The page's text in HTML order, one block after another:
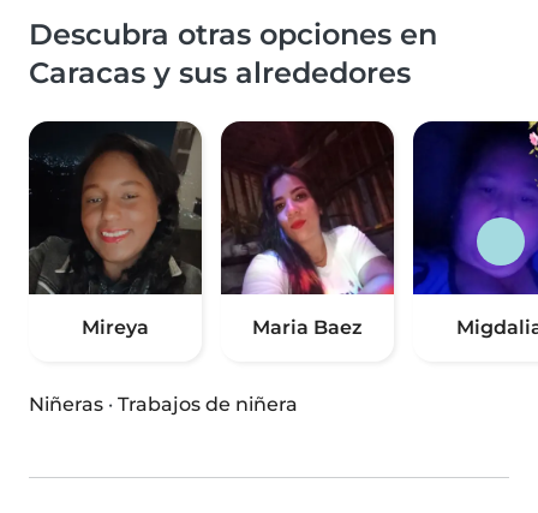
Descubra otras opciones en
Caracas y sus alrededores
Mireya Maria Baez
Niñeras · Trabajos de niñera